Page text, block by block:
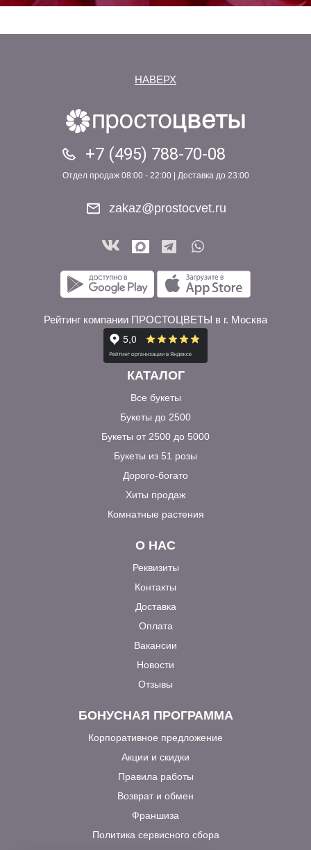
НАВЕРХ
+7 (495) 788-70-08
Отдел продаж 08:00 - 22:00 | Доставка до 23:00
zakaz@prostocvet.ru
Рейтинг компании ПРОСТОЦВЕТЫ в г. Москва
КАТАЛОГ
Все букеты
Букеты до 2500
Букеты от 2500 до 5000
Букеты из 51 розы
Дорого-богато
Хиты продаж
Комнатные растения
О НАС
Реквизиты
Контакты
Доставка
Оплата
Вакансии
Новости
Отзывы
БОНУСНАЯ ПРОГРАММА
Корпоративное предложение
Акции и скидки
Правила работы
Возврат и обмен
Франшиза
Политика сервисного сбора